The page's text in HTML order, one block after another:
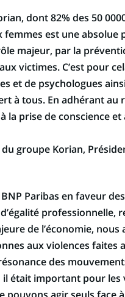
dont 82% des 50
femmes est une
majeur, par la
victimes. C’est pour
et de psychologues
à tous. En adhérant au
la prise de conscience
groupe Korian,
BNP Paribas en faveur
professionnelle,
de l’économie,
aux violences faites
des
était important pour les